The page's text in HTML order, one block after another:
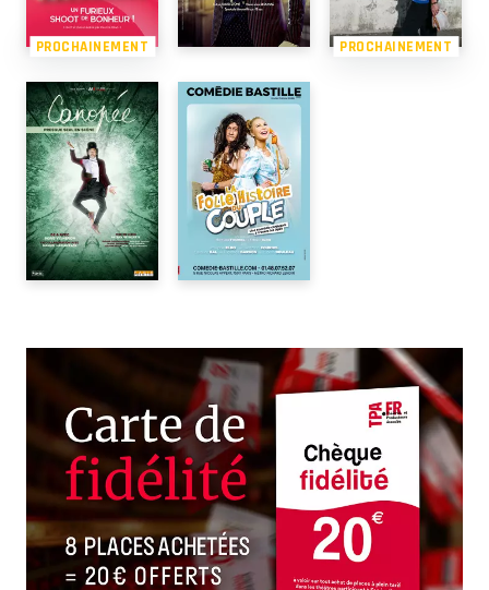
PROCHAINEMENT PROCHAINEMENT